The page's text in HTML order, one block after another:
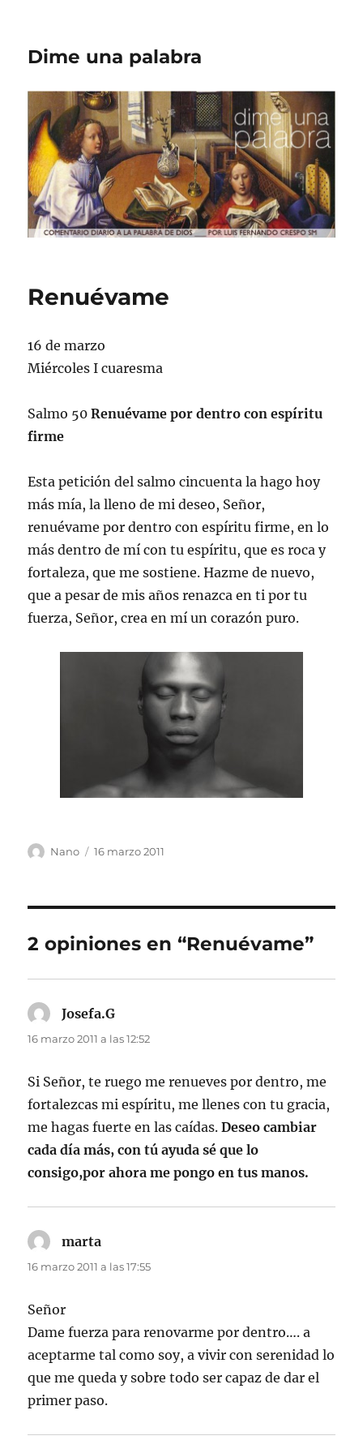
Dime una palabra
Renuévame
16 de marzo
Miércoles I cuaresma
Salmo 50Renuévame por dentro con espíritu
firme
Esta petición del salmo cincuenta la hago hoy
más mía, la lleno de mi deseo, Señor,
renuévame por dentro con espíritu firme, en lo
más dentro de mí con tu espíritu, que es roca y
fortaleza, que me sostiene. Hazme de nuevo,
que a pesar de mis años renazca en ti por tu
fuerza, Señor, crea en mí un corazón puro.
Autor
Nano
Publicado
16 marzo 2011
2 opiniones en “Renuévame”
Josefa.G
16 marzo 2011 a las 12:52
Si Señor, te ruego me renueves por dentro, me
fortalezcas mi espíritu, me llenes con tu gracia,
me hagas fuerte en las caídas.Deseo cambiar
cada día más, con tú ayuda sé que lo
consigo,por ahora me pongo en tus manos.
marta
16 marzo 2011 a las 17:55
Señor
Dame fuerza para renovarme por dentro…. a
aceptarme tal como soy, a vivir con serenidad lo
que me queda y sobre todo ser capaz de dar el
primer paso.